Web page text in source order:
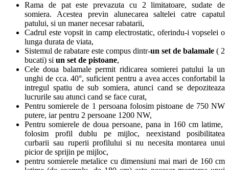
Rama de pat este prevazuta cu 2 limitatoare, sudate de
somiera. Acestea previn alunecarea saltelei catre capatul
patului, si un maner necesar rabatarii,
Cadrul este vopsit in camp electrostatic, oferindu-i vopselei o
lunga durata de viata,
Sistemul de rabatare este compus dintr-un set de balamale ( 2
bucati) si un set de pistoane,
Cele doua balamale permit ridicarea somierei patului la un
unghi de cca. 40°, suficient pentru a avea acces confortabil la
intregul spatiu de sub somiera, atunci cand se depoziteaza
lucrurile sau atunci cand se face curat,
Pentru somierele de 1 persoana folosim pistoane de 750 NW
putere, iar pentru 2 persoane 1200 NW,
Pentru somierele de doua persoane, pana in 160 cm latime,
folosim profil dublu pe mijloc, neexistand posibilitatea
curbarii sau ruperii profilului si nu necesita montarea unui
picior de sprijin pe mijloc,
pentru somierele metalice cu dimensiuni mai mari de 160 cm